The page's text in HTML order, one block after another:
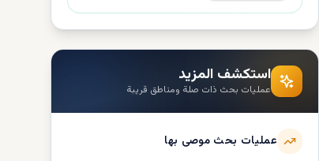
استكشف المزيد
عمليات بحث ذات صلة ومناطق قريبة
عمليات بحث موصى بها